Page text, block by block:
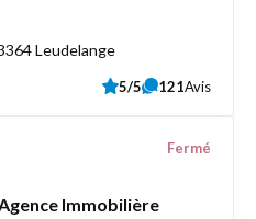
Leudelange
5/5 121Avis
Immobilière
Fermé